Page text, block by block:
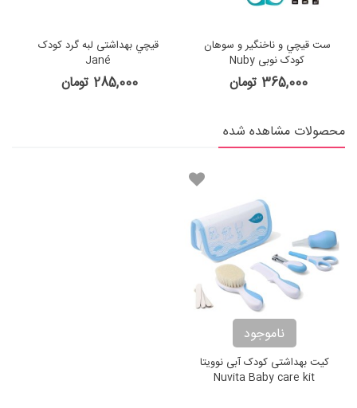
ست قيچي و ناخنگير و سوهان
کودک نوبی Nuby
365,000 تومان
قيچي بهداشتی لبه گرد کودک
Jané
285,000 تومان
محصولات مشاهده شده
ناموجود
کیت بهداشتی کودک آبی نوویتا
Nuvita Baby care kit